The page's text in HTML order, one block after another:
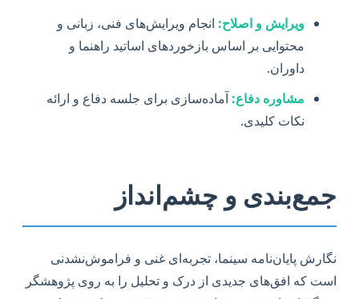
ویرایش و اصلاح: انجام ویرایش‌های فنی، زبانی و
محتوایی بر اساس بازخوردهای اساتید راهنما و
داوران.
مشاوره دفاع: آماده‌سازی برای جلسه دفاع و ارائه
نکات کلیدی.
جمع‌بندی و چشم‌انداز
نگارش پایان‌نامه سینما، تجربه‌ای غنی و فراموش‌نشدنی
است که افق‌های جدیدی از درک و تحلیل را به روی پژوهشگر